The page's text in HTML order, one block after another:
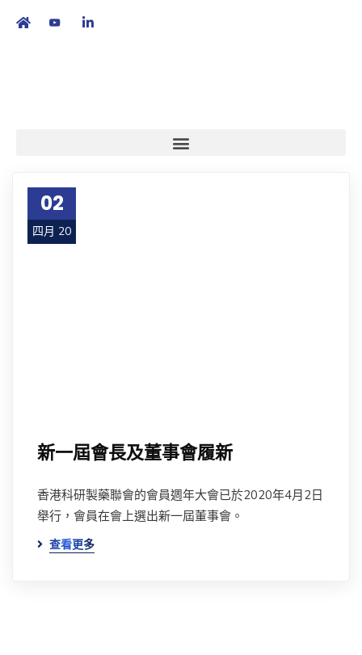
02
四月 20
新一屆會長及董事會履新
香港科研製藥聯會的會員週年大會已於2020年4月2日
舉行，會員在會上選出新一屆董事會。
查看更多